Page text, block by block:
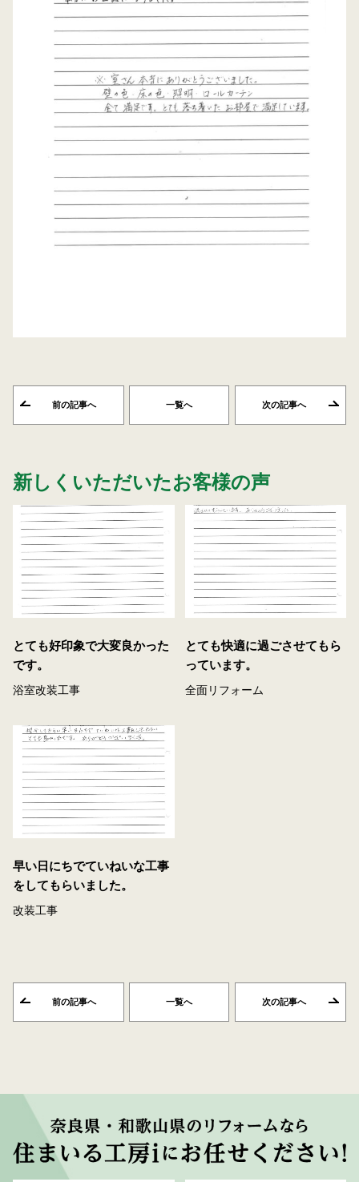
前の記事へ 一覧へ 次の記事へ
新しくいただいたお客様の声
とても好印象で大変良かった
です。
浴室改装工事
とても快適に過ごさせてもら
っています。
全面リフォーム
早い日にちでていねいな工事
をしてもらいました。
改装工事
前の記事へ 一覧へ 次の記事へ